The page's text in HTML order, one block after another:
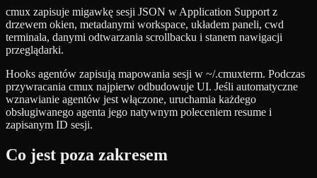
cmux zapisuje migawkę sesji JSON w Application Support z
drzewem okien, metadanymi workspace, układem paneli, cwd
terminala, danymi odtwarzania scrollbacku i stanem nawigacji
przeglądarki.
Hooks agentów zapisują mapowania sesji w ~/.cmuxterm. Podczas
przywracania cmux najpierw odbudowuje UI. Jeśli automatyczne
wznawianie agentów jest włączone, uruchamia każdego
obsługiwanego agenta jego natywnym poleceniem resume i
zapisanym ID sesji.
Co jest poza zakresem